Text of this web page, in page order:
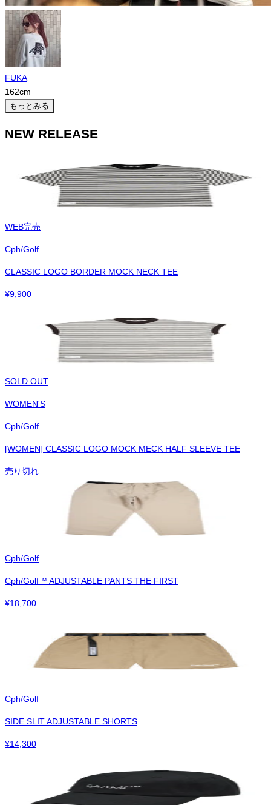
FUKA
162cm
もっとみる
NEW RELEASE
WEB完売
Cph/Golf
CLASSIC LOGO BORDER MOCK NECK TEE
¥9,900
SOLD OUT
WOMEN'S
Cph/Golf
[WOMEN] CLASSIC LOGO MOCK MECK HALF SLEEVE TEE
売り切れ
Cph/Golf
Cph/Golf™︎ ADJUSTABLE PANTS THE FIRST
¥18,700
Cph/Golf
SIDE SLIT ADJUSTABLE SHORTS
¥14,300